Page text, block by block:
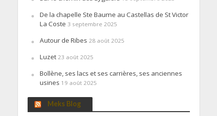
De la chapelle Ste Baume au Castellas de St Victor
La Coste 3 septembre 2025
Autour de Ribes 28 août 2025
Luzet 23 août 2025
Bollène, ses lacs et ses carrières, ses anciennes
usines 19 août 2025
Meks Blog